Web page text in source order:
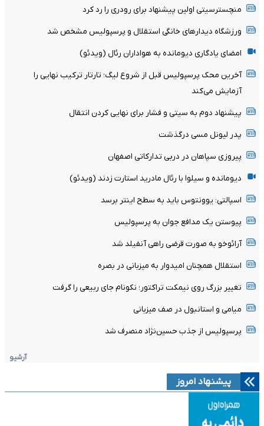
منچسترسیتی اولین پیشنهاد برای رودری را رد کرد
ورزشگاه دیدارهای خانگی استقلال و پرسپولیس مشخص شد
امضای یادگاری دیومانده به هواداران رئال (ویدئو)
آخرین محک پرسپولیس قبل از شروع لیگ؛ تارتار ترکیب نهایی را
آزمایش می‌کند
پیشنهاد دوم به سیتی و فشار برای نهایی کردن انتقال
پدر لیونل مسی درگذشت
پیروزی سپاهان در دربی تدارکاتی اصفهان
دیومانده و سیلوا با رئال مادرید استارت زدند (ویدئو)
اسپالتی: یوونتوس باید به سطح اینتر برسد
پیوستن یک مدافع جوان به پرسپولیس
آرائوخو به صورت قرضی راهی آنفیلد شد
استقلال همچنان امیدوار به میزبانی در بصره
تغییر بزرگ روی نیمکت تراکتور؛ نکونام جای ربیعی را گرفت
میامی و استانبول در صف میزبانی
پرسپولیس از جذب حسین‌نژاد منصرف شد
آرشیو
پیشنهاد امروز